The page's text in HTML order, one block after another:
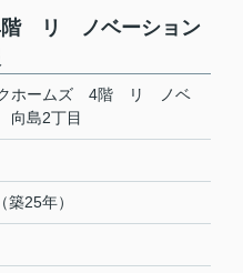
階 リ ノベーション
クホームズ 4階 リ ノベ
向島2丁目
25年）